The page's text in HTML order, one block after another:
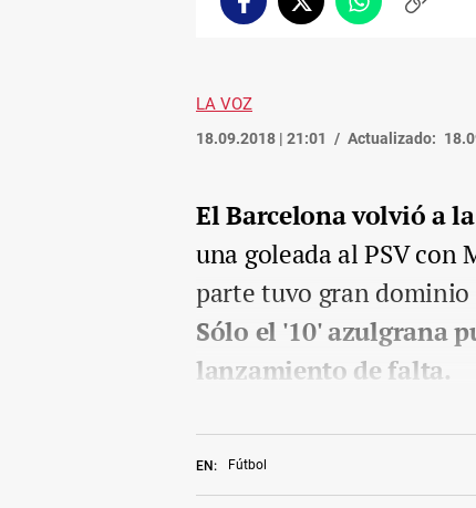
FacebookTwitterWhatsappCopiar
LA VOZ
18.09.2018 | 21:01 Actualizado:
EN: Fútbol
El Barcelona volvió a
una goleada al PSV con
parte tuvo gran dominio
Sólo el '10' azulgrana
lanzamiento de falta.